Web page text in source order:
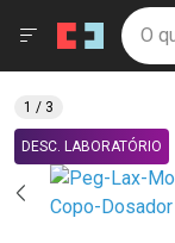
Drogaria
Ir direto para a
Ir direto para o
Ir direto para a
Ir direto para a
Ir direto para a
Ir direto para a
Ir direto para o
Ir direto para o
Faça a sua
O
Menu
DESC. LABORATÓRIO
1 / 3